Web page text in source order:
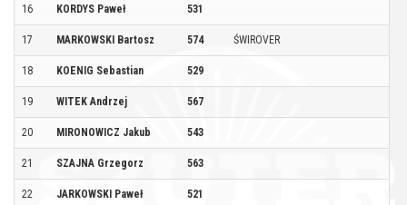
16 KORDYS Paweł 531
17 MARKOWSKI Bartosz 574 ŚWIROVER
18 KOENIG Sebastian 529
19 WITEK Andrzej 567
20 MIRONOWICZ Jakub 543
21 SZAJNA Grzegorz 563
22 JARKOWSKI Paweł 521